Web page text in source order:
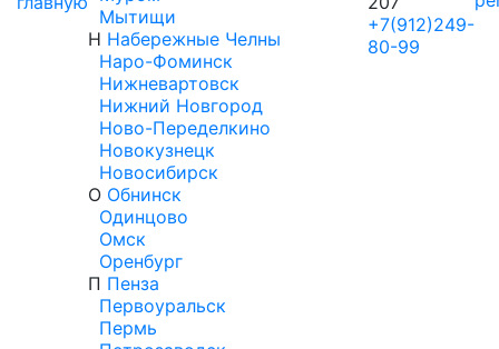
Мытищи
Н Набережные Челны
Наро-Фоминск
Нижневартовск
Нижний Новгород
Ново-Переделкино
Новокузнецк
Новосибирск
О Обнинск
Одинцово
Омск
Оренбург
П Пенза
Первоуральск
Пермь
+7(912)249-
80-99